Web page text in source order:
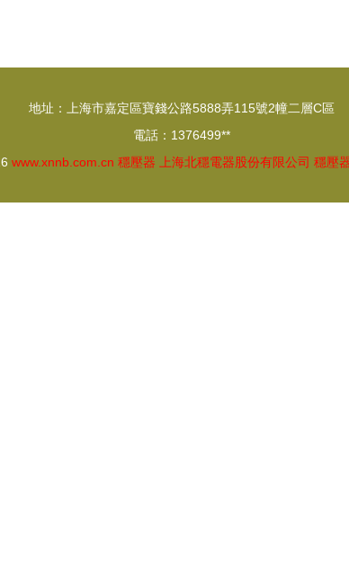
地址：上海市嘉定區寶錢公路5888弄115號2幢二層C區
電話：1376499**
www.xnnb.com.cn 穩壓器 上海北穩電器股份有限公司 穩壓